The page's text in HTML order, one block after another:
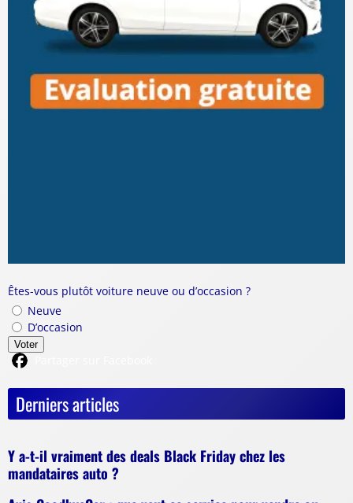
Êtes-vous plutôt voiture neuve ou d’occasion ?
Neuve
D’occasion
Voter
Derniers articles
Y a-t-il vraiment des deals Black Friday chez les
mandataires auto ?